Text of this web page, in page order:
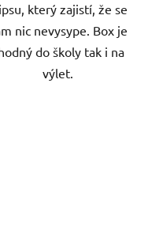
který zajistí, že se
nic nevysype. Box je
do školy tak i na
výlet.